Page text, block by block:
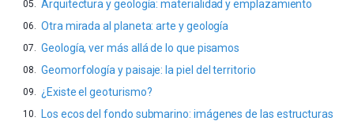
Arquitectura y geología: materialidad y emplazamiento
Otra mirada al planeta: arte y geología
Geología, ver más allá de lo que pisamos
Geomorfología y paisaje: la piel del territorio
¿Existe el geoturismo?
Los ecos del fondo submarino: imágenes de las estructuras